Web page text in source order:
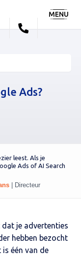
MENU
Ads?
leest. Als je
Ads of AI Search
| Directeur
dat je advertenties
hebben bezocht
één van de